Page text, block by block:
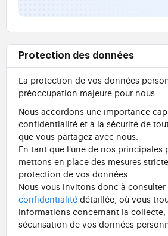
Protection des données
La protection de vos données
préoccupation majeure pour nous.
Nous accordons une importance
confidentialité et à la sécurité de
que vous partagez avec nous.
En tant que l'une de nos principales
mettons en place des mesures
protection de vos données.
Nous vous invitons donc à
confidentialité détaillée, où vous
informations concernant la
sécurisation de vos données